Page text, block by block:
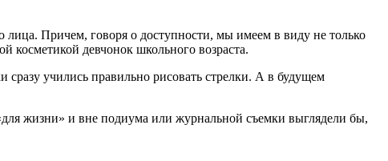
лица. Причем, говоря о доступности, мы имеем в виду не только
косметикой девчонок школьного возраста.
учились правильно рисовать стрелки. А в будущем
жизни» и вне подиума или журнальной съемки выглядели бы,